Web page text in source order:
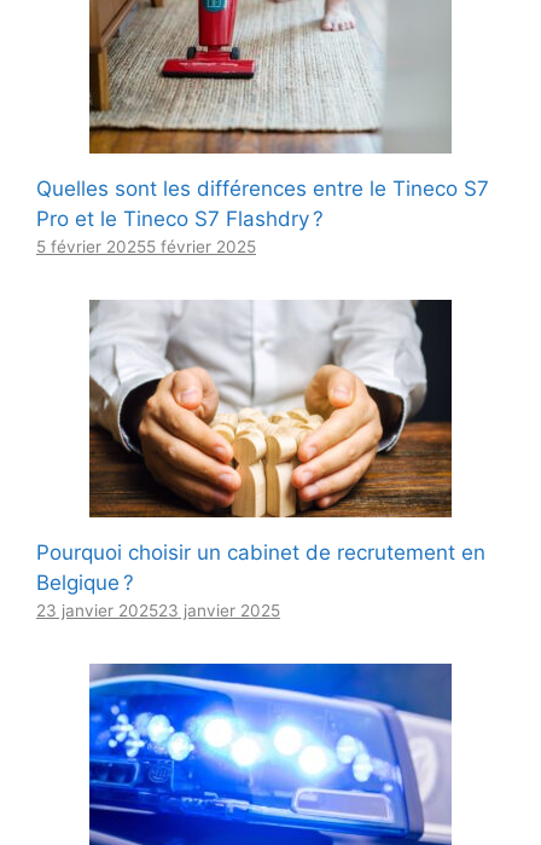
Quelles sont les différences entre le Tineco S7
Pro et le Tineco S7 Flashdry ?
5 février 20255 février 2025
Pourquoi choisir un cabinet de recrutement en
Belgique ?
23 janvier 202523 janvier 2025